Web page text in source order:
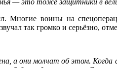
— это тоже защитники в
Многие воины на
так громко и серьёзно,
а они молчат об этом.